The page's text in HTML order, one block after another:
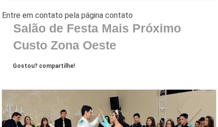
Salão de Festa Mais Próximo
Custo Zona Oeste
Gostou? compartilhe!